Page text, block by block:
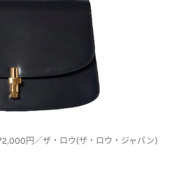
円／ザ・ロウ(ザ・ロウ・ジャパン)